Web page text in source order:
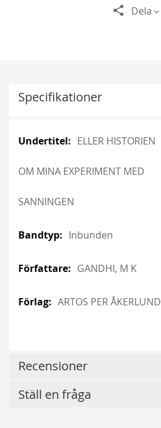
Dela
Specifikationer
Information ELLER HISTORIEN
OM MINA EXPERIMENT MED
SANNINGEN
Inbunden
GANDHI, M K
ARTOS PER ÅKERLUND
Recensioner
Ställ en fråga